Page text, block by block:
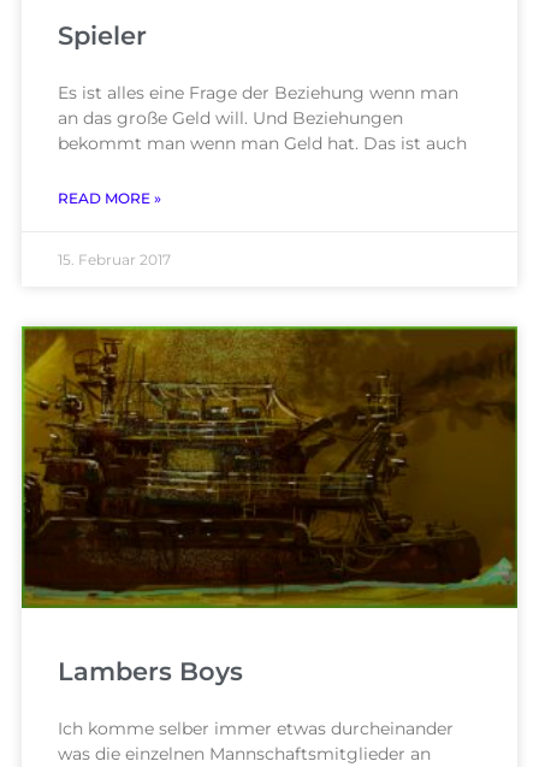
Spieler
Es ist alles eine Frage der Beziehung wenn man
an das große Geld will. Und Beziehungen
bekommt man wenn man Geld hat. Das ist auch
READ MORE »
15. Februar 2017
Lambers Boys
Ich komme selber immer etwas durcheinander
was die einzelnen Mannschaftsmitglieder an